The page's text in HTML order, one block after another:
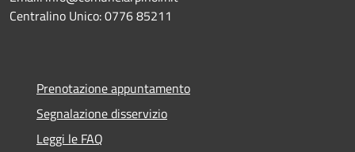
Centralino Unico: 0776 85211
Prenotazione appuntamento
Segnalazione disservizio
Leggi le FAQ